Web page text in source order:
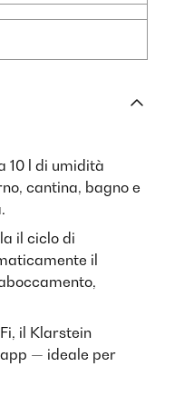
10 l di umidità
cantina, bagno e
il ciclo di
il
il Klarstein
— ideale per